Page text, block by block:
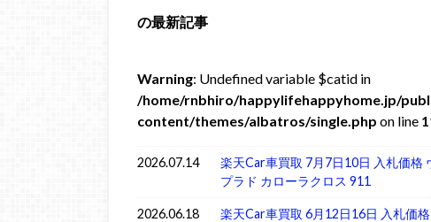
の最新記事
Warning: Undefined variable $catid in
/home/rnbhiro/happylifehappyhome.jp/
content/themes/albatros/single.php on line
2026.07.14
楽天Car車買取 7月7日10日 入札価格
プラド カローラクロス 911
2026.06.18
楽天Car車買取 6月12日16日 入札価